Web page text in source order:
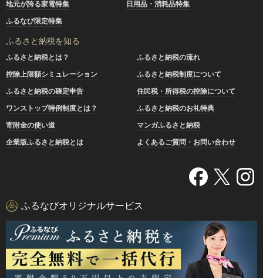
地元が誇る家電特集
日用品・消耗品特集
ふるなび限定特集
ふるさと納税を知る
ふるさと納税とは？
ふるさと納税の流れ
控除上限額シミュレーション
ふるさと納税制度について
ふるさと納税の確定申告
住民税・所得税の控除について
ワンストップ特例制度とは？
ふるさと納税のお礼特典
寄附金の使い道
マンガふるさと納税
企業版ふるさと納税とは
よくあるご質問・お問い合わせ
ふるなびオリジナルサービス